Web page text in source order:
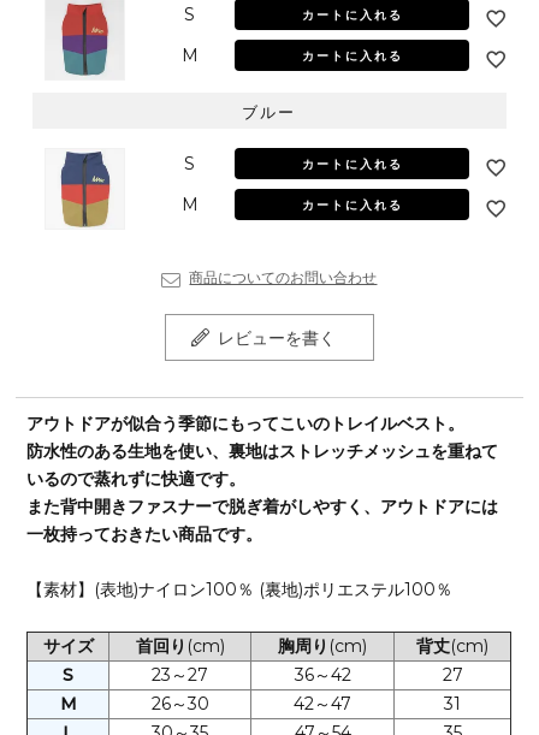
S カートに入れる
M カートに入れる
ブルー
S カートに入れる
M カートに入れる
商品についてのお問い合わせ
レビューを書く
アウトドアが似合う季節にもってこいのトレイルベスト。
防水性のある生地を使い、裏地はストレッチメッシュを重ねて
いるので蒸れずに快適です。
また背中開きファスナーで脱ぎ着がしやすく、アウトドアには
一枚持っておきたい商品です。
【素材】(表地)ナイロン100％ (裏地)ポリエステル100％
サイズ 首回り (cm) 胸周り (cm) 背丈(cm)
S
23～27 36～42
27
M
26～30 42～47
31